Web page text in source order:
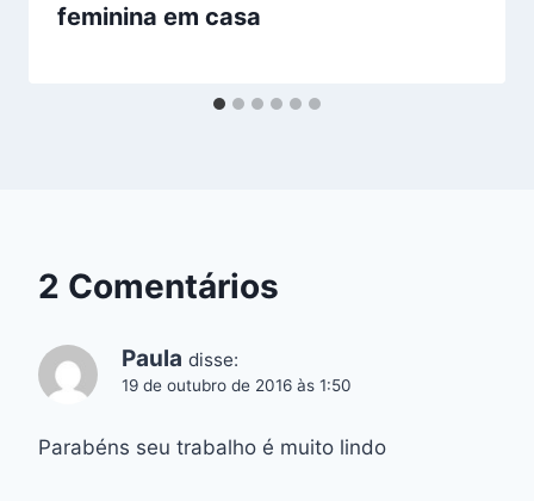
feminina em casa
2 Comentários
Paula disse:
19 de outubro de 2016 às 1:50
Parabéns seu trabalho é muito lindo